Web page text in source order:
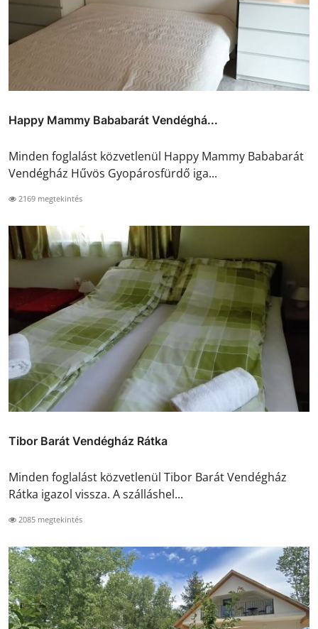
Happy Mammy Bababarát Vendéghá...
Minden foglalást közvetlenül Happy Mammy Bababarát
Vendégház Hűvös Gyopárosfürdő iga...
2169 megtekintés
Tibor Barát Vendégház Rátka
Minden foglalást közvetlenül Tibor Barát Vendégház
Rátka igazol vissza. A szálláshel...
2085 megtekintés